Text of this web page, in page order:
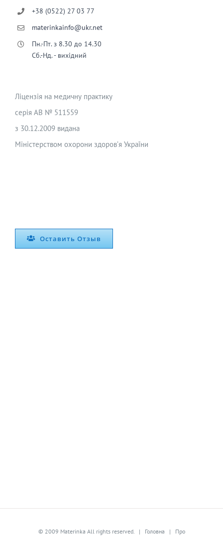
+38 (0522) 27 03 77
materinkainfo@ukr.net
Пн.-Пт. з 8.30 до 14.30
Сб.-Нд. - вихідний
Ліцензія на медичну практику
серія АВ № 511559
з 30.12.2009 видана
Міністерством охорони здоров’я України
Оставить Отзыв
© 2009 Materinka All rights reserved. | Головна | Про